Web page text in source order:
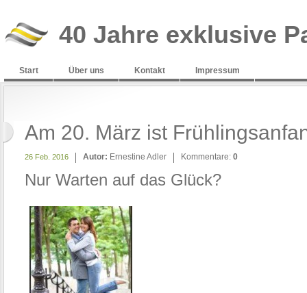
40 Jahre exklusive
Start Über uns Kontakt Impressum
Am 20. März ist
26 Feb. 2016 Autor: Ernestine Adler Kommentare: 0
Nur Warten auf das Glück?